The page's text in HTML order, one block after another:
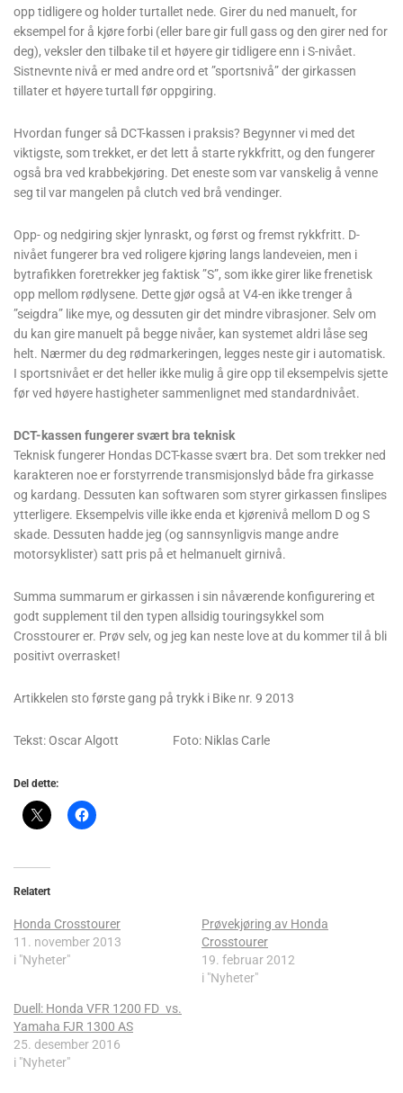
opp tidligere og holder turtallet nede. Girer du ned manuelt, for
eksempel for å kjøre forbi (eller bare gir full gass og den girer ned for
deg), veksler den tilbake til et høyere gir tidligere enn i S-nivået.
Sistnevnte nivå er med andre ord et ”sportsnivå” der girkassen
tillater et høyere turtall før oppgiring.
Hvordan funger så DCT-kassen i praksis? Begynner vi med det
viktigste, som trekket, er det lett å starte rykkfritt, og den fungerer
også bra ved krabbekjøring. Det eneste som var vanskelig å venne
seg til var mangelen på clutch ved brå vendinger.
Opp- og nedgiring skjer lynraskt, og først og fremst rykkfritt. D-
nivået fungerer bra ved roligere kjøring langs landeveien, men i
bytrafikken foretrekker jeg faktisk ”S”, som ikke girer like frenetisk
opp mellom rødlysene. Dette gjør også at V4-en ikke trenger å
”seigdra” like mye, og dessuten gir det mindre vibrasjoner. Selv om
du kan gire manuelt på begge nivåer, kan systemet aldri låse seg
helt. Nærmer du deg rødmarkeringen, legges neste gir i automatisk.
I sportsnivået er det heller ikke mulig å gire opp til eksempelvis sjette
før ved høyere hastigheter sammenlignet med standardnivået.
DCT-kassen fungerer svært bra teknisk
Teknisk fungerer Hondas DCT-kasse svært bra. Det som trekker ned
karakteren noe er forstyrrende transmisjonslyd både fra girkasse
og kardang. Dessuten kan softwaren som styrer girkassen finslipes
ytterligere. ­Eksempelvis ville ikke enda et kjørenivå mellom D og S
skade. Dessuten hadde jeg (og sannsynligvis mange andre
motorsyklister) satt pris på et helmanuelt girnivå.
Summa summarum er girkassen i sin nåværende konfigurering et
godt supplement til den typen allsidig touringsykkel som
Crosstourer er. Prøv selv, og jeg kan neste love at du kommer til å bli
positivt overrasket!
Artikkelen sto første gang på trykk i Bike nr. 9 2013
Tekst: Oscar Algott Foto: Niklas Carle
Del dette:
Relatert
Honda Crosstourer
11. november 2013
i "Nyheter"
Prøvekjøring av Honda
Crosstourer
19. februar 2012
i "Nyheter"
Duell: Honda VFR 1200 FD vs.
Yamaha FJR 1300 AS
25. desember 2016
i "Nyheter"